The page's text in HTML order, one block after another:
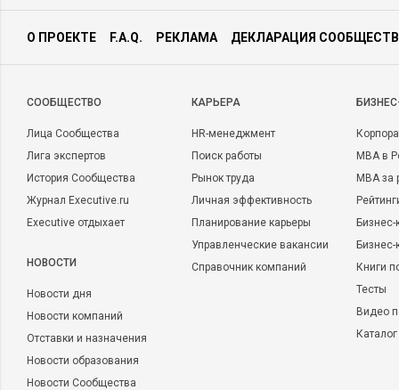
О ПРОЕКТЕ F.A.Q. РЕКЛАМА ДЕКЛАРАЦИЯ
CООБЩЕСТВО
Лица Сообщества
Лига экспертов
История Сообщества
Журнал Executive.ru
Executive отдыхает
НОВОСТИ
Новости дня
Новости компаний
Отставки и назначения
Новости образования
Новости Сообщества
КАРЬЕРА
HR-менеджмент
Поиск работы
Рынок труда
Личная эффективность
Планирование карьеры
Управленческие вакансии
Справочник компаний
MBA в
MBA
Бизнес-
Книги
Тесты
Видео